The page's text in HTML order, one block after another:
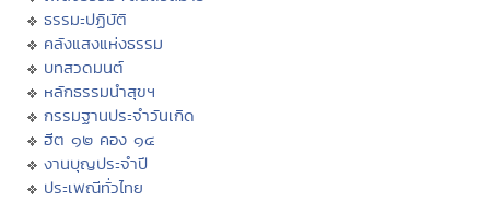
ธรรมะปฏิบัติ
คลังแสงแห่งธรรม
บทสวดมนต์
หลักธรรมนำสุขฯ
กรรมฐานประจำวันเกิด
ฮีต ๑๒ คอง ๑๔
งานบุญประจำปี
ประเพณีทั่วไทย